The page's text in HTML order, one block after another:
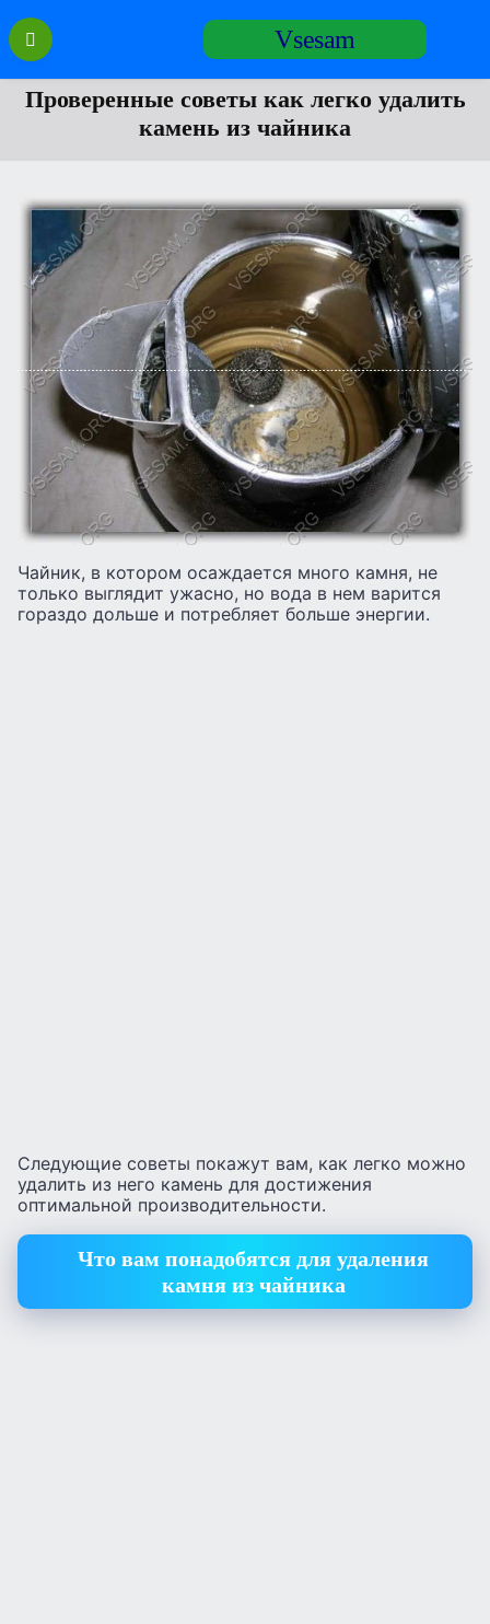
Перейти
содержанию
Vsesam
Проверенные советы как легко удалить
камень из чайника
Чайник, в котором осаждается много камня, не
только выглядит ужасно, но вода в нем варится
гораздо дольше и потребляет больше энергии.
Следующие советы покажут вам, как легко можно
удалить из него камень для достижения
оптимальной производительности.
Что вам понадобятся для удаления
камня из чайника